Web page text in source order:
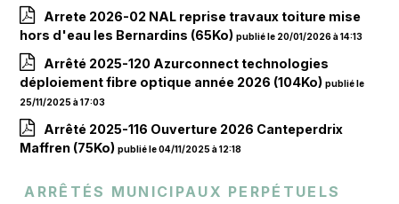
Arrete 2026-02 NAL reprise travaux toiture mise
hors d'eau les Bernardins (65Ko)publié le 20/01/2026 à 14:13
Arrêté 2025-120 Azurconnect technologies
déploiement fibre optique année 2026 (104Ko)publié le
25/11/2025 à 17:03
Arrêté 2025-116 Ouverture 2026 Canteperdrix
Maffren (75Ko)publié le 04/11/2025 à 12:18
Arrêtés municipaux perpétuels